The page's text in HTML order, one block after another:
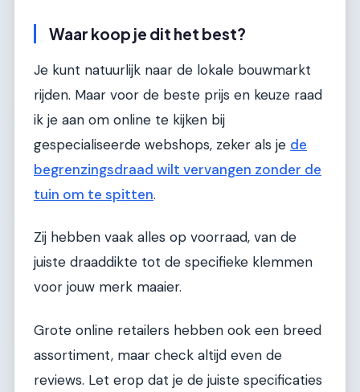
Waar koop je dit het best?
Je kunt natuurlijk naar de lokale bouwmarkt
rijden. Maar voor de beste prijs en keuze raad
ik je aan om online te kijken bij
gespecialiseerde webshops, zeker als je de
begrenzingsdraad wilt vervangen zonder de
tuin om te spitten.
Zij hebben vaak alles op voorraad, van de
juiste draaddikte tot de specifieke klemmen
voor jouw merk maaier.
Grote online retailers hebben ook een breed
assortiment, maar check altijd even de
reviews. Let erop dat je de juiste specificaties